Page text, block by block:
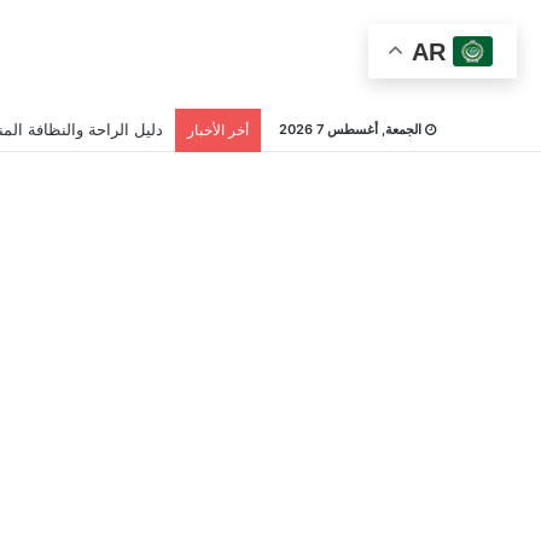
الجمعة, أغسطس 7 2026 أخر الأخبار دليل الراحة والنظافة
AR